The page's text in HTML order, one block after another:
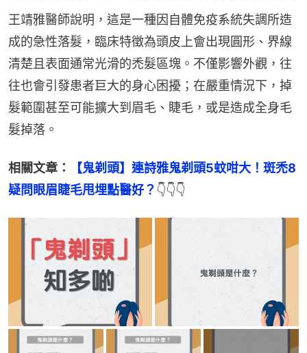
王靖雅醫師說明，這是一種因自體免疫系統失調所造
成的急性落髮，臨床特徵為頭皮上會出現圓形、界線
清楚且表面通常光滑的禿髮區塊。不僅影響外觀，往
往也會引發患者巨大的身心困擾；在嚴重情況下，掉
髮範圍甚至可能擴大到眉毛、睫毛，或是造成全身毛
髮掉落。
相關文章：
【鬼剃頭】連詩雅鬼剃頭5蚊咁大！斑禿8
疑問眼眉睫毛甩埋點醫好？ 👇👇👇